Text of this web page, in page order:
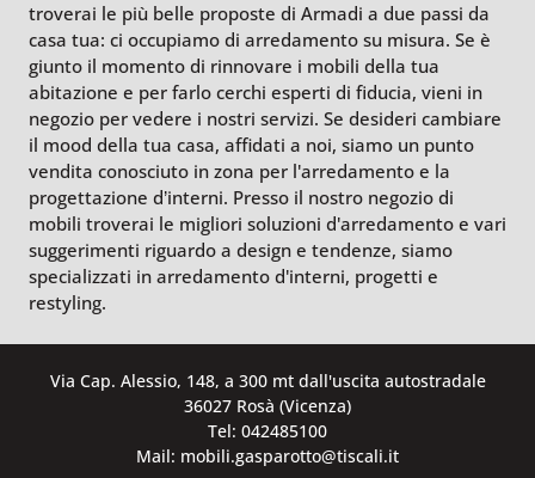
troverai le più belle proposte di Armadi a due passi da
casa tua: ci occupiamo di arredamento su misura. Se è
giunto il momento di rinnovare i mobili della tua
abitazione e per farlo cerchi esperti di fiducia, vieni in
negozio per vedere i nostri servizi. Se desideri cambiare
il mood della tua casa, affidati a noi, siamo un punto
vendita conosciuto in zona per l'arredamento e la
progettazione d’interni. Presso il nostro negozio di
mobili troverai le migliori soluzioni d'arredamento e vari
suggerimenti riguardo a design e tendenze, siamo
specializzati in arredamento d'interni, progetti e
restyling.
Via Cap. Alessio, 148, a 300 mt dall'uscita autostradale
36027 Rosà (Vicenza)
Tel: 042485100
Mail: mobili.gasparotto@tiscali.it